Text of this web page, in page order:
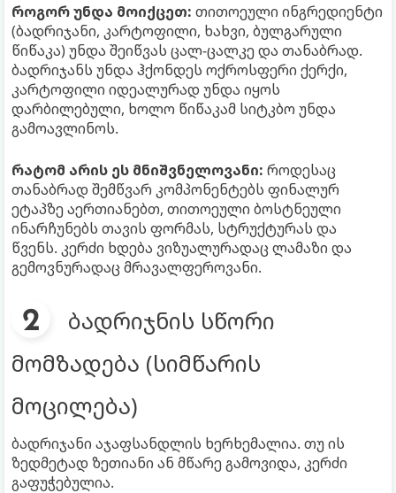
როგორ უნდა მოიქცეთ: თითოეული ინგრედიენტი
(ბადრიჯანი, კარტოფილი, ხახვი, ბულგარული
წიწაკა) უნდა შეიწვას ცალ-ცალკე და თანაბრად.
ბადრიჯანს უნდა ჰქონდეს ოქროსფერი ქერქი,
კარტოფილი იდეალურად უნდა იყოს
დარბილებული, ხოლო წიწაკამ სიტკბო უნდა
გამოავლინოს.
რატომ არის ეს მნიშვნელოვანი: როდესაც
თანაბრად შემწვარ კომპონენტებს ფინალურ
ეტაპზე აერთიანებთ, თითოეული ბოსტნეული
ინარჩუნებს თავის ფორმას, სტრუქტურას და
წვენს. კერძი ხდება ვიზუალურადაც ლამაზი და
გემოვნურადაც მრავალფეროვანი.
ბადრიჯნის სწორი
მომზადება (სიმწარის
მოცილება)
ბადრიჯანი აჯაფსანდლის ხერხემალია. თუ ის
ზედმეტად ზეთიანი ან მწარე გამოვიდა, კერძი
გაფუჭებულია.